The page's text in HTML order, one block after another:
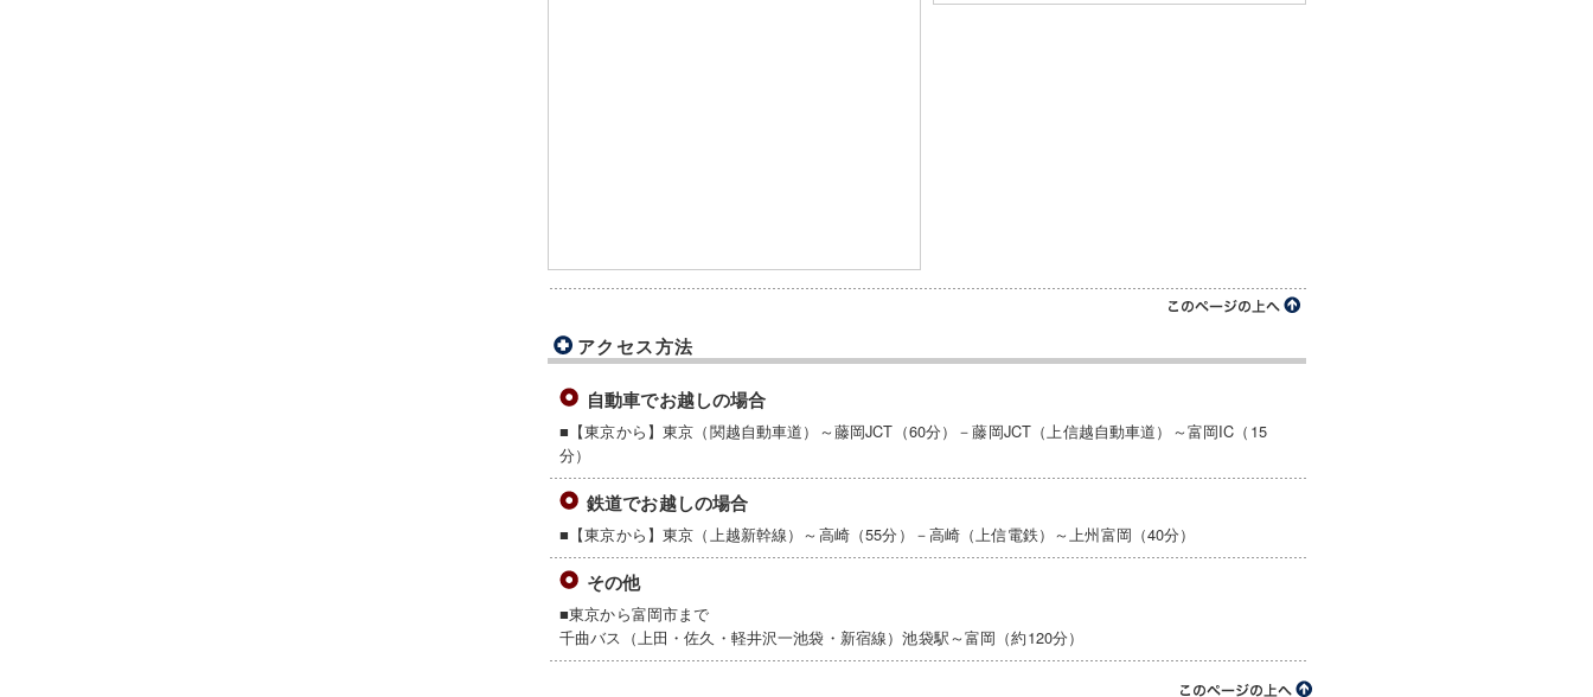
アクセス方法
自動車でお越しの場合
■【東京から】東京（関越自動車道）～藤岡JCT（60分）－藤岡JCT（上信越自動車道）～富岡IC（15
分）
鉄道でお越しの場合
■【東京から】東京（上越新幹線）～高崎（55分）－高崎（上信電鉄）～上州富岡（40分）
その他
■東京から富岡市まで
千曲バス（上田・佐久・軽井沢一池袋・新宿線）池袋駅～富岡（約120分）